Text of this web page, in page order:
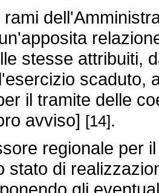
stesse attribuiti,
scaduto,
il tramite delle
avviso] [14].
regionale per il
stato di